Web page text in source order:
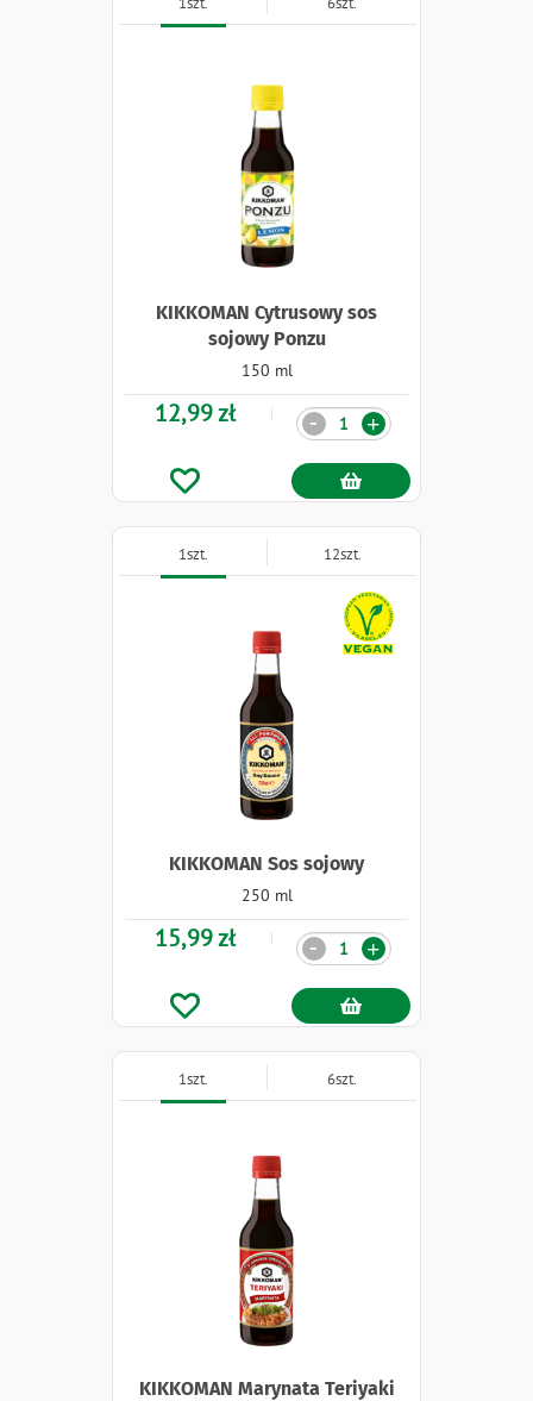
KIKKOMAN Cytrusowy sos
sojowy Ponzu
150 ml
12,99 zł Ilość +
-
KIKKOMAN Sos sojowy
250 ml
Naklejki
15,99 zł
1szt. 12szt.
Ilość +
-
KIKKOMAN Marynata Teriyaki
1szt. 6szt.